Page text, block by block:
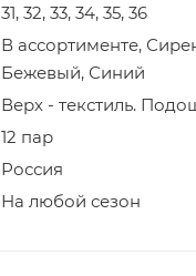
31, 32, 33, 34, 35, 36
В ассортименте,
Бежевый, Синий
Верх - текстиль.
12 пар
Россия
На любой сезон